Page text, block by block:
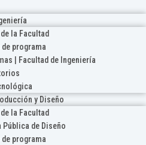
la Facultad
de programa
| Facultad de Ingeniería
y Diseño
la Facultad
Pública de Diseño
de programa